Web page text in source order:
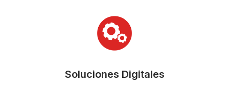
Soluciones Digitales